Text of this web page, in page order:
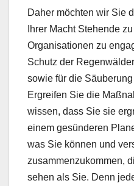
Daher möchten wir Sie
Ihrer Macht Stehende
Organisationen zu
Schutz der
sowie für die
Ergreifen Sie die
wissen, dass Sie sie
einem gesünderen
was Sie können und
zusammenzukommen,
sehen als Sie. Denn